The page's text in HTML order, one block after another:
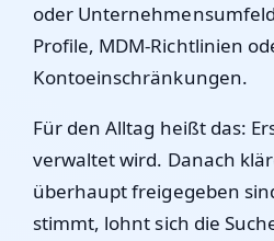
oder
Profile, MDM-Richtlinien
Kontoeinschränkungen.
Für den Alltag heißt das:
verwaltet wird. Danach
überhaupt freigegeben
stimmt, lohnt sich die